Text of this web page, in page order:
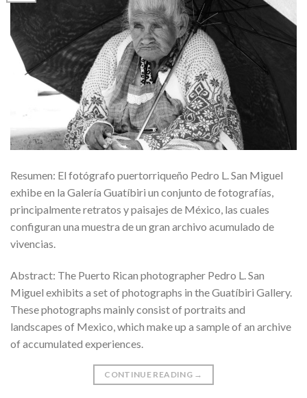
Resumen: El fotógrafo puertorriqueño Pedro L. San Miguel
exhibe en la Galería Guatíbiri un conjunto de fotografías,
principalmente retratos y paisajes de México, las cuales
configuran una muestra de un gran archivo acumulado de
vivencias.
Abstract: The Puerto Rican photographer Pedro L. San
Miguel exhibits a set of photographs in the Guatíbiri Gallery.
These photographs mainly consist of portraits and
landscapes of Mexico, which make up a sample of an archive
of accumulated experiences.
CONTINUE READING →